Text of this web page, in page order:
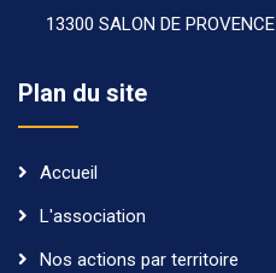
13300 SALON DE PROVENCE
Plan du site
Accueil
L'association
Nos actions par territoire